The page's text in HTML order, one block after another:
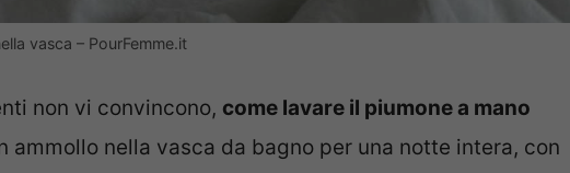
vasca – PourFemme.it
non vi convincono, come lavare il piumone a mano
ammollo nella vasca da bagno per una notte intera, con